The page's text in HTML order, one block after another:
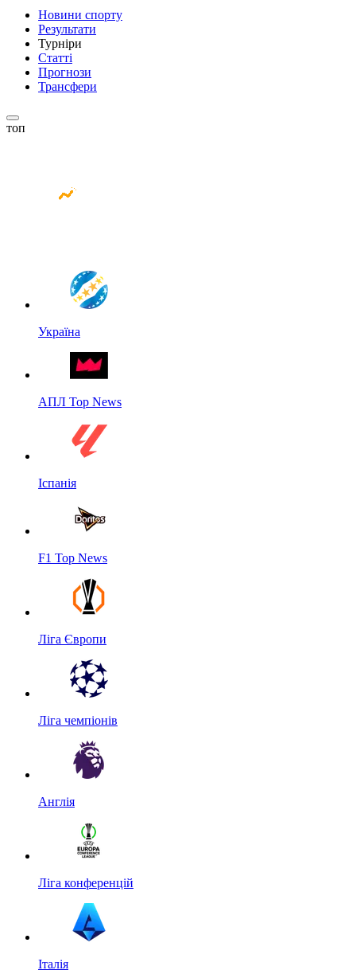
Новини спорту
Результати
Турніри
Статті
Прогнози
Трансфери
топ
Україна
АПЛ Top News
Іспанія
F1 Top News
Ліга Європи
Ліга чемпіонів
Англія
Ліга конференцій
Італія